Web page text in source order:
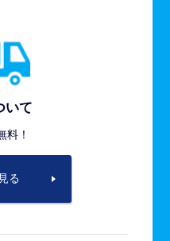
いて
料！
る